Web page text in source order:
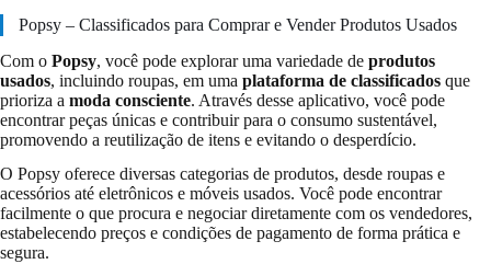
Popsy – Classificados para Comprar e Vender Produtos Usados
Com o Popsy, você pode explorar uma variedade de produtos
usados, incluindo roupas, em uma plataforma de classificados que
prioriza a moda consciente. Através desse aplicativo, você pode
encontrar peças únicas e contribuir para o consumo sustentável,
promovendo a reutilização de itens e evitando o desperdício.
O Popsy oferece diversas categorias de produtos, desde roupas e
acessórios até eletrônicos e móveis usados. Você pode encontrar
facilmente o que procura e negociar diretamente com os vendedores,
estabelecendo preços e condições de pagamento de forma prática e
segura.